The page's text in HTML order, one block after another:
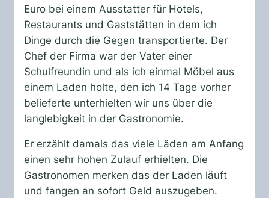
Euro bei einem Ausstatter für Hotels,
Restaurants und Gaststätten in dem ich
Dinge durch die Gegen transportierte. Der
Chef der Firma war der Vater einer
Schulfreundin und als ich einmal Möbel aus
einem Laden holte, den ich 14 Tage vorher
belieferte unterhielten wir uns über die
langlebigkeit in der Gastronomie.
Er erzählt damals das viele Läden am Anfang
einen sehr hohen Zulauf erhielten. Die
Gastronomen merken das der Laden läuft
und fangen an sofort Geld auszugeben.